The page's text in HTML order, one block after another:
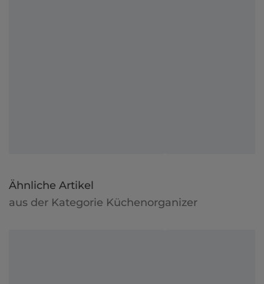
Ähnliche Artikel
aus der Kategorie Küchenorganizer